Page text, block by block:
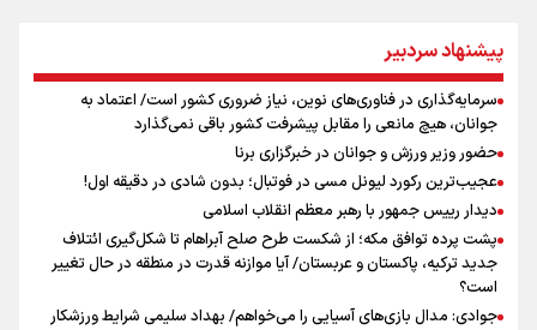
شخصی خودش بوده است
نکونام: چند روز یکبار تماشاگران امکان حضور در تمرینات خواهند داشت
پاسخ منفی مجیدی، نکونام را سرمربی کرد؛ ماجرای عجیب نیمکت تراکتور
پیشنهاد رسمی تراکتور به بازیکن مورد علاقه نکونام
از افزایش دو برابری دفاتر تا غیر رسمی بودن قراردادهای یکسان
پیشنهاد سردبیر
سرمایه‌گذاری در فناوری‌های نوین، نیاز ضروری کشور است/ اعتماد به
جوانان، هیچ مانعی را مقابل پیشرفت کشور باقی نمی‌گذارد
حضور وزیر ورزش و جوانان در خبرگزاری برنا
عجیب‌ترین رکورد لیونل مسی در فوتبال؛ بدون شادی در دقیقه اول!
دیدار رییس جمهور با رهبر معظم انقلاب اسلامی
پشت پرده توافق مکه؛ از شکست طرح صلح آبراهام تا شکل‌گیری ائتلاف
جدید ترکیه، پاکستان و عربستان/ آیا موازنه قدرت در منطقه در حال تغییر
است؟
جوادی: مدال بازی‌های آسیایی را می‌خواهم/ بهداد سلیمی شرایط ورزشکار